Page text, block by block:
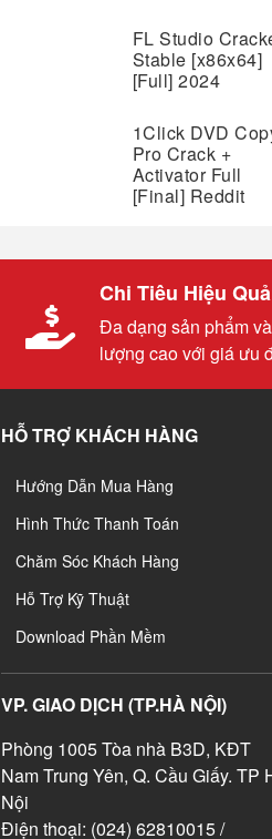
FL Studio
Stable [x86x64]
[Full] 2024
1Click DVD
Pro Crack +
Activator Full
[Final] Reddit
Chi Tiêu Hiệu Quả
Đa dạng sản phẩm
lượng cao với giá ưu
HỖ TRỢ KHÁCH HÀNG
Hướng Dẫn Mua Hàng
Hình Thức Thanh Toán
Chăm Sóc Khách Hàng
Hỗ Trợ Kỹ Thuật
Download Phần Mềm
VP. GIAO DỊCH (TP.HÀ NỘI)
Phòng 1005 Tòa nhà B3D, KĐT
Nam Trung Yên, Q. Cầu Giấy. TP
Nội
Điện thoại: (024) 62810015 /